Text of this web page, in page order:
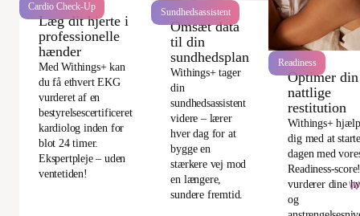
Cardio Check-Up
Læg dit hjerte i
professionelle
hænder
Med Withings+ kan
du få ethvert EKG
vurderet af en
bestyrelsescertificeret
kardiolog inden for
blot 24 timer.
Ekspertpleje – uden
ventetiden!
Sundhedsassistent
Omsæt data
til din
sundhedsplan
Withings+ tager
din
sundhedsassistent
videre – lærer
hver dag for at
bygge en
stærkere vej mod
en længere,
sundere fremtid.
Readiness
Optimer din
nattlige
restitution
Withings+
dig med at
dagen med
Readiness-
vurderer dine
og